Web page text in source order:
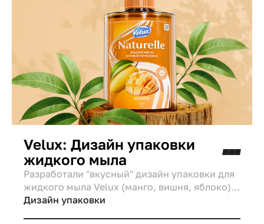
Velux: Дизайн упаковки
жидкого мыла
Разработали "вкусный" дизайн упаковки для
жидкого мыла Velux (манго, вишня, яблоко).
Концепция "Визуальная гастрономия"
Дизайн упаковки